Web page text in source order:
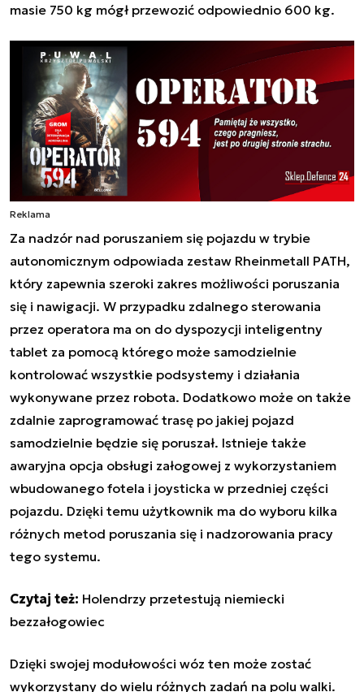
masie 750 kg mógł przewozić odpowiednio 600 kg.
Reklama
Za nadzór nad poruszaniem się pojazdu w trybie
autonomicznym odpowiada zestaw Rheinmetall PATH,
który zapewnia szeroki zakres możliwości poruszania
się i nawigacji. W przypadku zdalnego sterowania
przez operatora ma on do dyspozycji inteligentny
tablet za pomocą którego może samodzielnie
kontrolować wszystkie podsystemy i działania
wykonywane przez robota. Dodatkowo może on także
zdalnie zaprogramować trasę po jakiej pojazd
samodzielnie będzie się poruszał. Istnieje także
awaryjna opcja obsługi załogowej z wykorzystaniem
wbudowanego fotela i joysticka w przedniej części
pojazdu. Dzięki temu użytkownik ma do wyboru kilka
różnych metod poruszania się i nadzorowania pracy
tego systemu.
Czytaj też: Holendrzy przetestują niemiecki
bezzałogowiec
Dzięki swojej modułowości wóz ten może zostać
wykorzystany do wielu różnych zadań na polu walki.